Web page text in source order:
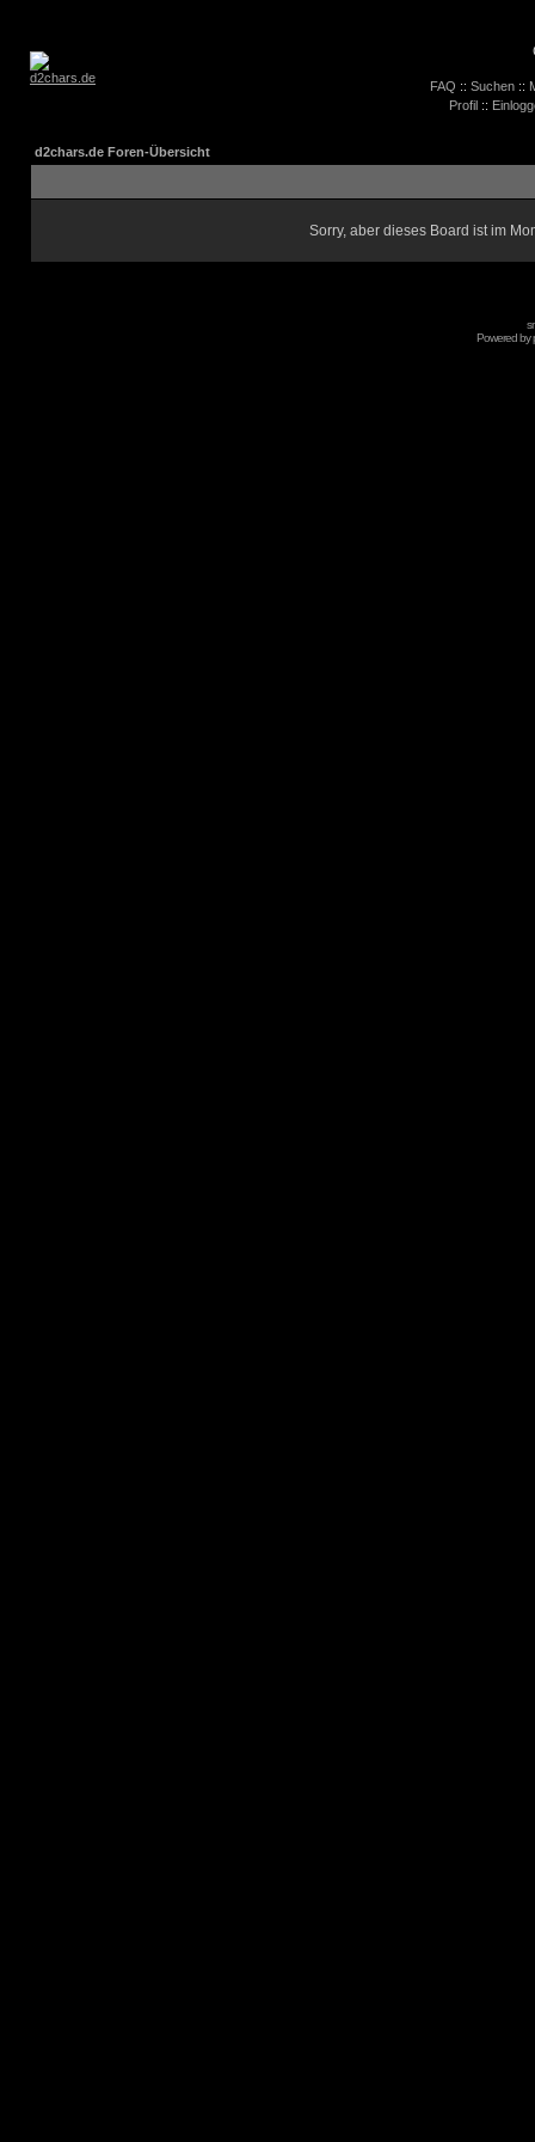
FAQ :: Suchen ::
Profil::
d2chars.de Foren-Übersicht
Sorry, aber dieses Board ist im
Powered by